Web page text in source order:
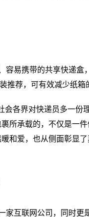
易携带的共享快递盒
推荐，可有效减少纸箱
各界对快递员多一份
所承载的，不仅是一
和爱，也从侧面彰显
家互联网公司，同时更